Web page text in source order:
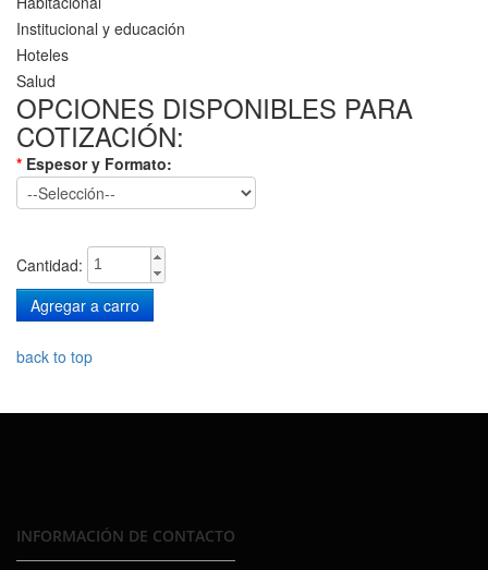
Institucional y educación
Hoteles
Salud
OPCIONES DISPONIBLES PARA
COTIZACIÓN:
* Espesor y Formato:
Cantidad:
back to top
INFORMACIÓN DE CONTACTO